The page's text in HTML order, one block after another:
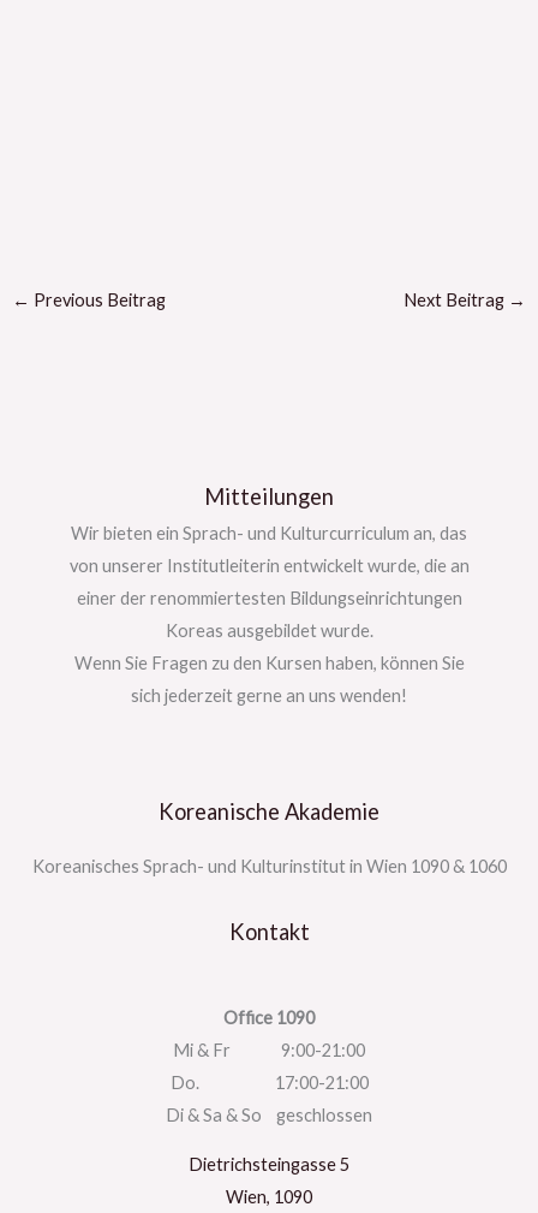
← Previous Beitrag Next Beitrag →
Mitteilungen
Wir bieten ein Sprach- und Kulturcurriculum an, das
von unserer Institutleiterin entwickelt wurde, die an
einer der renommiertesten Bildungseinrichtungen
Koreas ausgebildet wurde.
Wenn Sie Fragen zu den Kursen haben, können Sie
sich jederzeit gerne an uns wenden!
Koreanische Akademie
Koreanisches Sprach- und Kulturinstitut in Wien 1090 & 1060
Kontakt
Office 1090
Mi & Fr 9:00-21:00
Do. 17:00-21:00
Di & Sa & So geschlossen
Dietrichsteingasse 5
Wien, 1090